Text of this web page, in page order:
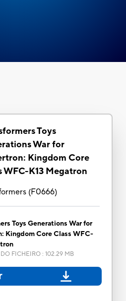
Toys
War for
Kingdom Core
WFC-K13 Megatron
(F0666)
Toys Generations War for
Kingdom Core Class WFC-
FICHEIRO: 102.29 MB